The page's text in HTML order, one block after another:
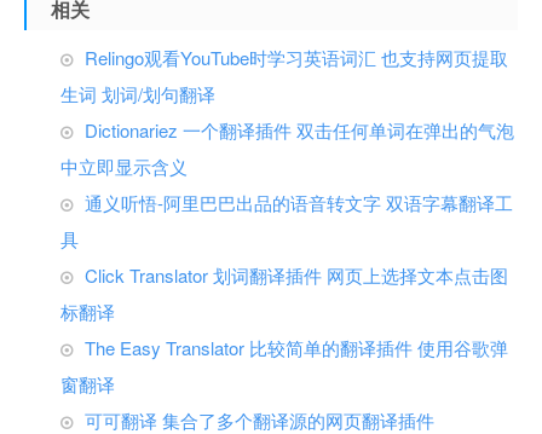
相关
Relingo观看YouTube时学习英语词汇 也支持网页提取
生词 划词/划句翻译
Dictionariez 一个翻译插件 双击任何单词在弹出的气泡
中立即显示含义
通义听悟-阿里巴巴出品的语音转文字 双语字幕翻译工
具
Click Translator 划词翻译插件 网页上选择文本点击图
标翻译
The Easy Translator 比较简单的翻译插件 使用谷歌弹
窗翻译
可可翻译 集合了多个翻译源的网页翻译插件